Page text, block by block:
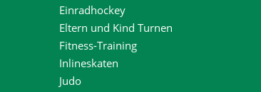
Einradhockey
Eltern und Kind Turnen
Fitness-Training
Inlineskaten
Judo